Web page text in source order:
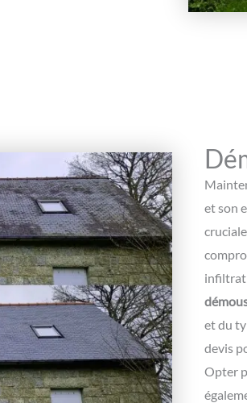
et son
et du
devis
Opter